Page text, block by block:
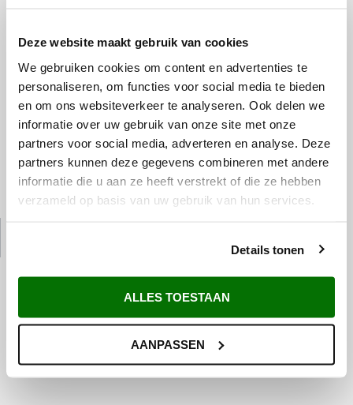
Deze website maakt gebruik van cookies
We gebruiken cookies om content en advertenties te
personaliseren, om functies voor social media te bieden
en om ons websiteverkeer te analyseren. Ook delen we
informatie over uw gebruik van onze site met onze
partners voor social media, adverteren en analyse. Deze
partners kunnen deze gegevens combineren met andere
informatie die u aan ze heeft verstrekt of die ze hebben
verzameld op basis van uw gebruik van hun services.
Details tonen
ALLES TOESTAAN
AANPASSEN